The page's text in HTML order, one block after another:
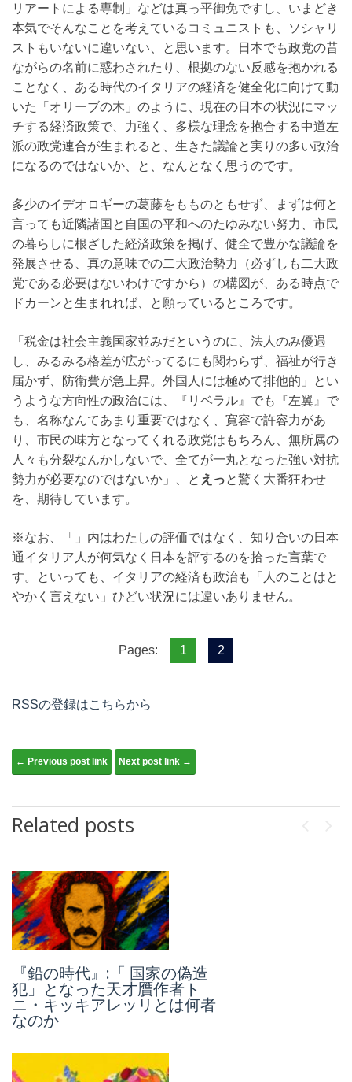
リアートによる専制」などは真っ平御免ですし、いまどき
本気でそんなことを考えているコミュニストも、ソシャリ
ストもいないに違いない、と思います。日本でも政党の昔
ながらの名前に惑わされたり、根拠のない反感を抱かれる
ことなく、ある時代のイタリアの経済を健全化に向けて動
いた「オリーブの木」のように、現在の日本の状況にマッ
チする経済政策で、力強く、多様な理念を抱合する中道左
派の政党連合が生まれると、生きた議論と実りの多い政治
になるのではないか、と、なんとなく思うのです。
多少のイデオロギーの葛藤をもものともせず、まずは何と
言っても近隣諸国と自国の平和へのたゆみない努力、市民
の暮らしに根ざした経済政策を掲げ、健全で豊かな議論を
発展させる、真の意味での二大政治勢力（必ずしも二大政
党である必要はないわけですから）の構図が、ある時点で
ドカーンと生まれれば、と願っているところです。
「税金は社会主義国家並みだというのに、法人のみ優遇
し、みるみる格差が広がってるにも関わらず、福祉が行き
届かず、防衛費が急上昇。外国人には極めて排他的」とい
うような方向性の政治には、『リベラル』でも『左翼』で
も、名称なんてあまり重要ではなく、寛容で許容力があ
り、市民の味方となってくれる政党はもちろん、無所属の
人々も分裂なんかしないで、全てが一丸となった強い対抗
勢力が必要なのではないか」、と えっと驚く大番狂わせ
を、期待しています。
※なお、「」内はわたしの評価ではなく、知り合いの日本
通イタリア人が何気なく日本を評するのを拾った言葉で
す。といっても、イタリアの経済も政治も「人のことはと
やかく言えない」ひどい状況には違いありません。
Pages: 1 2
RSSの登録はこちらから
Post navigation
← Previous post link Next post link →
Related posts
『鉛の時代』:「 国家の偽造
犯」となった天才贋作者ト
ニ・キッキアレッリとは何者
なのか
1992～93年、「コーザ・ノス
トラ」連続重大事件 Ⅱ：パオ
ロ・ボルセリーノの場合